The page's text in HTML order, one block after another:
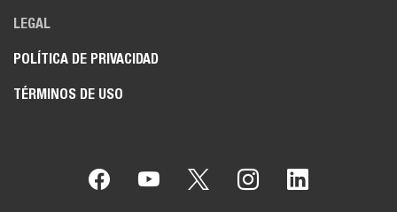
LEGAL
POLÍTICA DE PRIVACIDAD
TÉRMINOS DE USO